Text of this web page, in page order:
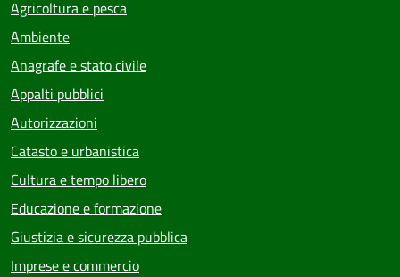
Agricoltura e pesca
Ambiente
Anagrafe e stato civile
Appalti pubblici
Autorizzazioni
Catasto e urbanistica
Cultura e tempo libero
Educazione e formazione
Giustizia e sicurezza pubblica
Imprese e commercio